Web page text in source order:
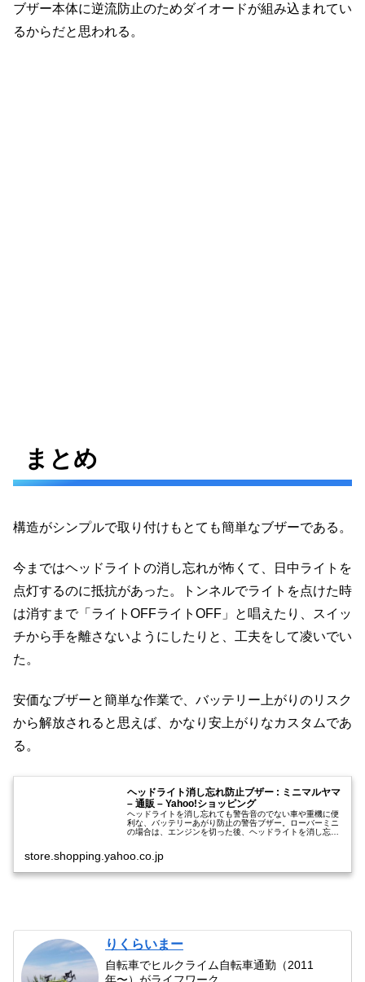
ブザー本体に逆流防止のためダイオードが組み込まれてい
るからだと思われる。
まとめ
構造がシンプルで取り付けもとても簡単なブザーである。
今まではヘッドライトの消し忘れが怖くて、日中ライトを
点灯するのに抵抗があった。トンネルでライトを点けた時
は消すまで「ライトOFFライトOFF」と唱えたり、スイッ
チから手を離さないようにしたりと、工夫をして凌いでい
た。
安価なブザーと簡単な作業で、バッテリー上がりのリスク
から解放されると思えば、かなり安上がりなカスタムであ
る。
ヘッドライト消し忘れ防止ブザー : ミニマルヤマ
– 通販 – Yahoo!ショッピング
ヘッドライトを消し忘れても警告音のでない車や重機に便
利な、バッテリーあがり防止の警告ブザー。ローバーミニ
の場合は、エンジンを切った後、ヘッドライトを消し忘れ
後、ヘッドライトが点灯したまま消…
store.shopping.yahoo.co.jp
りくらいまー
自転車でヒルクライム自転車通勤（2011